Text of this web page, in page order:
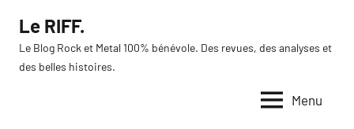
contenu
Le RIFF.
Le Blog Rock et Metal 100% bénévole. Des revues, des analyses et
des belles histoires.
Menu